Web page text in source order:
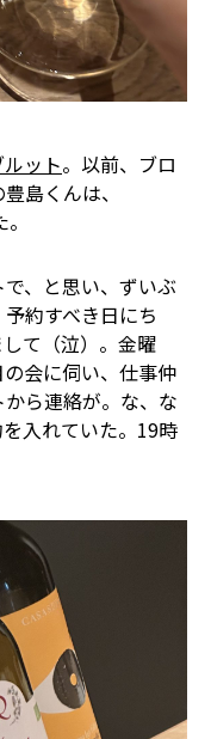
ルット。以前、ブロ
島くんは、
、と思い、ずいぶ
約すべき日にち
て（泣）。金曜
会に伺い、仕事仲
ら連絡が。な、な
入れていた。19時